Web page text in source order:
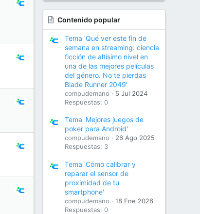
Contenido popular
Tema 'Qué ver este fin de
semana en streaming: ciencia
ficción de altísimo nivel en
una de las mejores películas
del género. No te pierdas
Blade Runner 2049'
compudemano
5 Jul 2024
Respuestas: 0
Tema 'Mejores juegos de
poker para Android'
compudemano
26 Ago 2025
Respuestas: 3
Tema 'Cómo calibrar y
reparar el sensor de
proximidad de tu
smartphone'
compudemano
18 Ene 2026
Respuestas: 0